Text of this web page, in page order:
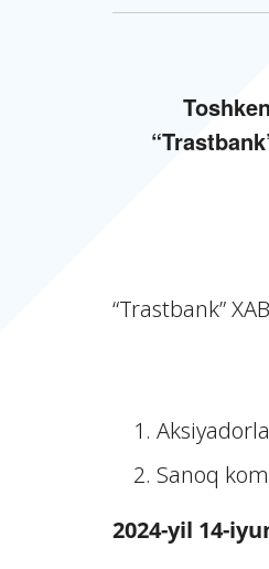
“Trastbank”
Sanoq
2024-yil 14-